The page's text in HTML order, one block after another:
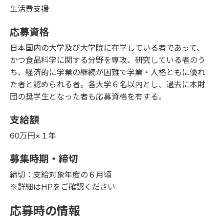
生活費支援
応募資格
日本国内の大学及び大学院に在学している者であって、
かつ食品科学に関する分野を専攻、研究している者のう
ち、経済的に学業の継続が困難で学業・人格ともに優れ
た者と認められる者。各大学６名以内とし、過去に本財
団の奨学生となった者も応募資格を有する。
支給額
60万円×１年
募集時期・締切
締切：支給対象年度の６月頃
※詳細はHPをご確認ください
応募時の情報